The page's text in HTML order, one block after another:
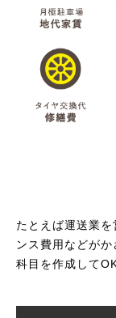
たとえば運送業
ンス費用などが
科目を作成して